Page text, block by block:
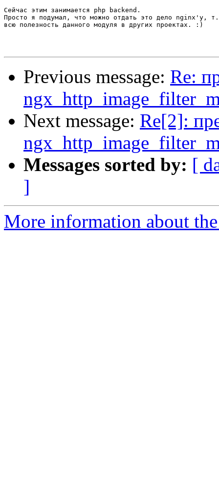
Сейчас этим занимается php backend.
Просто я подумал, что можно отдать это дело nginx'y,
всю полезность данного модуля в других проектах. :)
Previous message: Re:
Next message: Re[2]:
Messages sorted by: [
]
More information about